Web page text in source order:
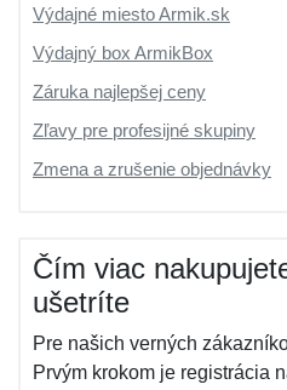
Výdajné miesto Armik.sk
Výdajný box ArmikBox
Záruka najlepšej ceny
Zľavy pre profesijné skupiny
Zmena a zrušenie objednávky
Čím viac
ušetríte
Pre našich verných
Prvým krokom je registrácia